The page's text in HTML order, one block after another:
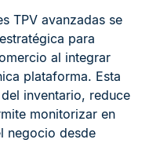
TPV avanzadas se
para
al integrar
plataforma. Esta
inventario, reduce
monitorizar en
negocio desde